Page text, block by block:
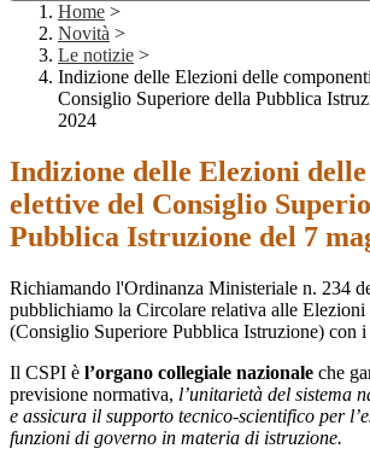
Home >
Novità >
Le notizie >
Indizione delle Elezioni delle
Consiglio Superiore della Pubblica
2024
Indizione delle Elezioni
elettive del Consiglio
Pubblica Istruzione del 7
Richiamando l'Ordinanza Ministeriale n. 234
pubblichiamo la Circolare relativa alle Elezioni
(Consiglio Superiore Pubblica Istruzione) con
Il CSPI è l’organo collegiale nazionale che
previsione normativa, l’unitarietà del sistema
e assicura il supporto tecnico-scientifico per
funzioni di governo in materia di istruzione.